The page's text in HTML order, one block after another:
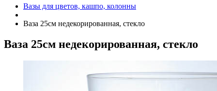
Вазы для цветов, кашпо, колонны
Ваза 25см недекорированная, стекло
Ваза 25см недекорированная, стекло